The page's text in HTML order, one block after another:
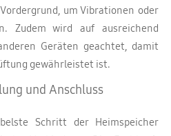
um Vibrationen oder
Zudem wird auf ausreichend
Geräten geachtet, damit
gewährleistet ist.
und Anschluss
Schritt der Heimspeicher